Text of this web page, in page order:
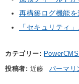
再構築ログ機能を
「セキュリティ
カテゴリー
投稿者
近藤 パーマリ